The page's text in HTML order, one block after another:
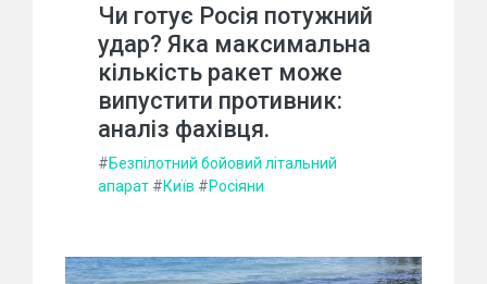
Чи готує Росія потужний
удар? Яка максимальна
кількість ракет може
випустити противник:
аналіз фахівця.
#Безпілотний бойовий літальний
апарат #Київ #Росіяни